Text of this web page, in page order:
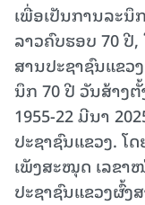
ເພື່ອເປັນການລະນຶ
ລາວຄົບຮອບ 70 ປີ
ສານປະຊາຊົນແຂ
ນຶກ 70 ປີ ວັນສ້າງ
1955-22 ມີນາ
ປະຊາຊົນແຂວງ. ໂ
ເພັງສະໝຸດ ເລຂ
ປະຊາຊົນແຂວງຜົ້ງ